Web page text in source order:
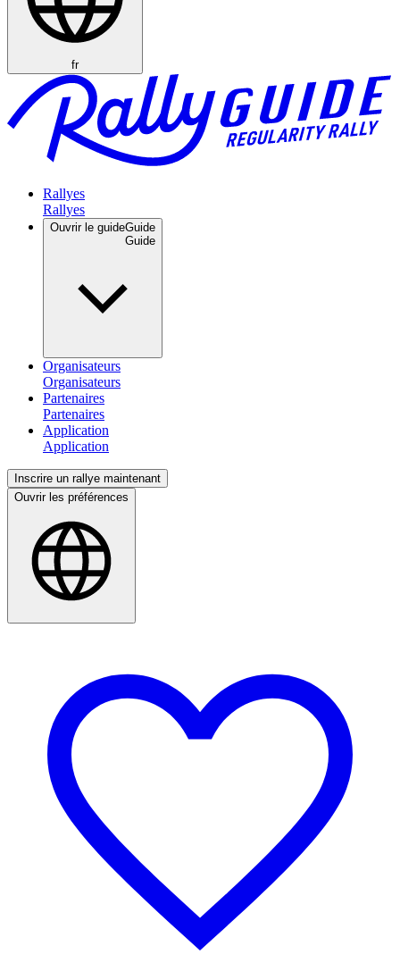
fr
Rallyes
Ouvrir le guideGuide
Organisateurs
Partenaires
Application
Inscrire un rallye maintenant
Ouvrir les préférences